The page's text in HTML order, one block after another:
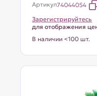
Артикул74044054
Зарегистрируйтесь
для отображения
В наличии <100 шт.